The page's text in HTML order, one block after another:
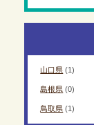
山口県 (1)
島根県 (0)
鳥取県 (1)